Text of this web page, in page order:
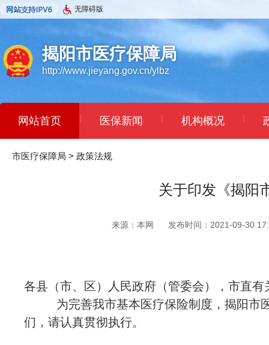
无障碍版
揭阳市医疗保障局
http://www.jieyang.gov.cn/ylbz
网站首页 | 医保新闻 | 机构概况 |
市医疗保障局 > 政策法规
关于印发《揭阳
来源：本网 发布时间：2021-09-30
各县（市、区）人民政府（管委会），市直有
为完善我市基本医疗保险制度，揭阳市医
们，请认真贯彻执行。